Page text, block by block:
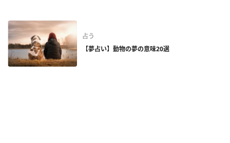
占う
【夢占い】動物の夢の意味20選